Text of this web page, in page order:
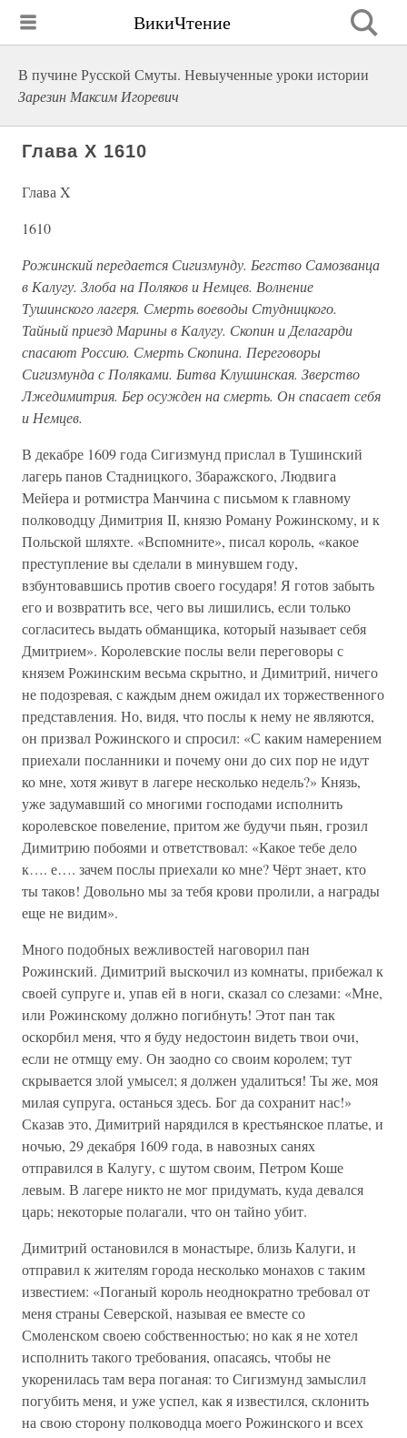
ВикиЧтение
В пучине Русской Смуты. Невыученные уроки истории
Зарезин Максим Игоревич
Глава X 1610
Глава X
1610
Рожинский передается Сигизмунду. Бегство Самозванца
в Калугу. Злоба на Поляков и Немцев. Волнение
Тушинского лагеря. Смерть воеводы Студницкого.
Тайный приезд Марины в Калугу. Скопин и Делагарди
спасают Россию. Смерть Скопина. Переговоры
Сигизмунда с Поляками. Битва Клушинская. Зверство
Лжедимитрия. Бер осужден на смерть. Он спасает себя
и Немцев.
В декабре 1609 года Сигизмунд прислал в Тушинский
лагерь панов Стадницкого, Збаражского, Людвига
Мейера и ротмистра Манчина с письмом к главному
полководцу Димитрия II, князю Роману Рожинскому, и к
Польской шляхте. «Вспомните», писал король, «какое
преступление вы сделали в минувшем году,
взбунтовавшись против своего государя! Я готов забыть
его и возвратить все, чего вы лишились, если только
согласитесь выдать обманщика, который называет себя
Дмитрием». Королевские послы вели переговоры с
князем Рожинским весьма скрытно, и Димитрий, ничего
не подозревая, с каждым днем ожидал их торжественного
представления. Но, видя, что послы к нему не являются,
он призвал Рожинского и спросил: «С каким намерением
приехали посланники и почему они до сих пор не идут
ко мне, хотя живут в лагере несколько недель?» Князь,
уже задумавший со многими господами исполнить
королевское повеление, притом же будучи пьян, грозил
Димитрию побоями и ответствовал: «Какое тебе дело
к…. е…. зачем послы приехали ко мне? Чёрт знает, кто
ты таков! Довольно мы за тебя крови пролили, а награды
еще не видим».
Много подобных вежливостей наговорил пан
Рожинский. Димитрий выскочил из комнаты, прибежал к
своей супруге и, упав ей в ноги, сказал со слезами: «Мне,
или Рожинскому должно погибнуть! Этот пан так
оскорбил меня, что я буду недостоин видеть твои очи,
если не отмщу ему. Он заодно со своим королем; тут
скрывается злой умысел; я должен удалиться! Ты же, моя
милая супруга, останься здесь. Бог да сохранит нас!»
Сказав это, Димитрий нарядился в крестьянское платье, и
ночью, 29 декабря 1609 года, в навозных санях
отправился в Калугу, с шутом своим, Петром Коше
левым. В лагере никто не мог придумать, куда девался
царь; некоторые полагали, что он тайно убит.
Димитрий остановился в монастыре, близь Калуги, и
отправил к жителям города несколько монахов с таким
известием: «Поганый король неоднократно требовал от
меня страны Северской, называя ее вместе со
Смоленском своею собственностью; но как я не хотел
исполнить такого требования, опасаясь, чтобы не
укоренилась там вера поганая: то Сигизмунд замыслил
погубить меня, и уже успел, как я известился, склонить
на свою сторону полководца моего Рожинского и всех